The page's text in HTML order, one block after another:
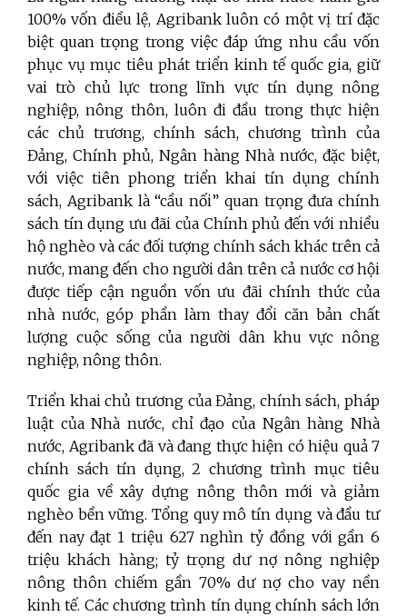
100% vốn điều lệ, Agribank luôn có một vị trí đặc
biệt quan trọng trong việc đáp ứng nhu cầu vốn
phục vụ mục tiêu phát triển kinh tế quốc gia, giữ
vai trò chủ lực trong lĩnh vực tín dụng nông
nghiệp, nông thôn, luôn đi đầu trong thực hiện
các chủ trương, chính sách, chương trình của
Đảng, Chính phủ, Ngân hàng Nhà nước, đặc biệt,
với việc tiên phong triển khai tín dụng chính
sách, Agribank là “cầu nối” quan trọng đưa chính
sách tín dụng ưu đãi của Chính phủ đến với nhiều
hộ nghèo và các đối tượng chính sách khác trên cả
nước, mang đến cho người dân trên cả nước cơ hội
được tiếp cận nguồn vốn ưu đãi chính thức của
nhà nước, góp phần làm thay đổi căn bản chất
lượng cuộc sống của người dân khu vực nông
nghiệp, nông thôn.
Triển khai chủ trương của Đảng, chính sách, pháp
luật của Nhà nước, chỉ đạo của Ngân hàng Nhà
nước, Agribank đã và đang thực hiện có hiệu quả 7
chính sách tín dụng, 2 chương trình mục tiêu
quốc gia về xây dựng nông thôn mới và giảm
nghèo bền vững. Tổng quy mô tín dụng và đầu tư
đến nay đạt 1 triệu 627 nghìn tỷ đồng với gần 6
triệu khách hàng; tỷ trọng dư nợ nông nghiệp
nông thôn chiếm gần 70% dư nợ cho vay nền
kinh tế. Các chương trình tín dụng chính sách lớn